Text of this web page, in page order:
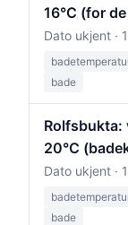
16°C (for
Dato ukjent ·
bade
Rolfsbukta:
20°C
Dato ukjent ·
bade